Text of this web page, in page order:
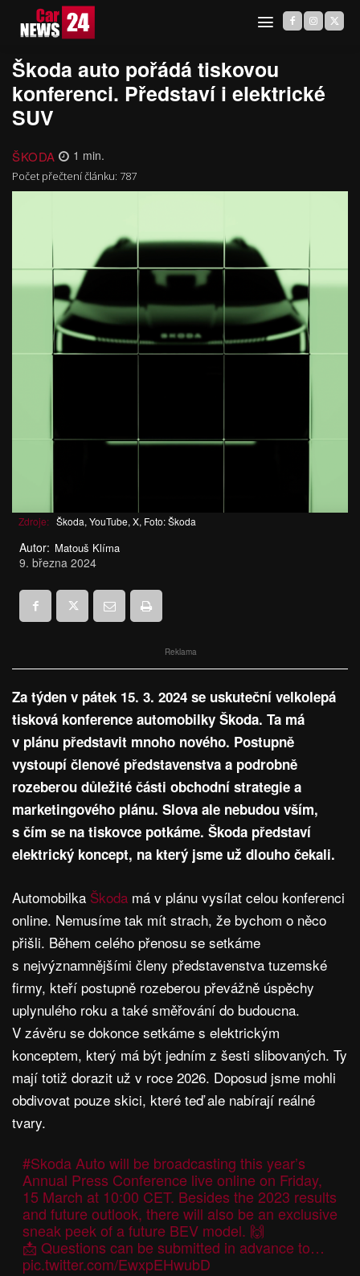
Škoda auto pořádá tiskovou
konferenci. Představí i elektrické
SUV
ŠKODA 1 min.
Počet přečtení článku: 787
Zdroje: Škoda, YouTube, X, Foto: Škoda
Autor: Matouš Klíma
9. března 2024
Reklama
Za týden v pátek 15. 3. 2024 se uskuteční velkolepá
tisková konference automobilky Škoda. Ta má
v plánu představit mnoho nového. Postupně
vystoupí členové představenstva a podrobně
rozeberou důležité části obchodní strategie a
marketingového plánu. Slova ale nebudou vším,
s čím se na tiskovce potkáme. Škoda představí
elektrický koncept, na který jsme už dlouho čekali.
Automobilka Škoda má v plánu vysílat celou konferenci
online. Nemusíme tak mít strach, že bychom o něco
přišli. Během celého přenosu se setkáme
s nejvýznamnějšími členy představenstva tuzemské
firmy, kteří postupně rozeberou převážně úspěchy
uplynulého roku a také směřování do budoucna.
V závěru se dokonce setkáme s elektrickým
konceptem, který má být jedním z šesti slibovaných. Ty
mají totiž dorazit už v roce 2026. Doposud jsme mohli
obdivovat pouze skici, které teď ale nabírají reálné
tvary.
#SkodaAuto will be broadcasting this year’s
Annual Press Conference live online on Friday,
15 March at 10:00 CET. Besides the 2023 results
and future outlook, there will also be an exclusive
sneak peek of a future BEV model. 🙌
📩 Questions can be submitted in advance to…
pic.twitter.com/EwxpEHwubD